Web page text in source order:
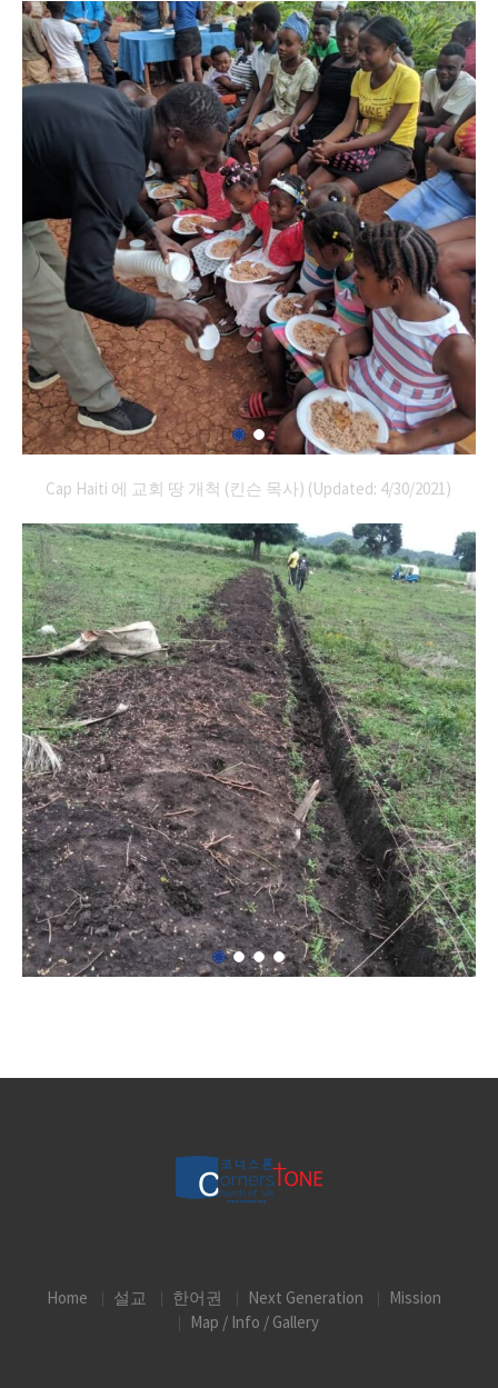
Cap Haiti 에 교회 땅 개척 (킨슨 목사) (Updated: 4/30/2021)
Home 설교 한어권 Next Generation
Mission
Map / Info / Gallery